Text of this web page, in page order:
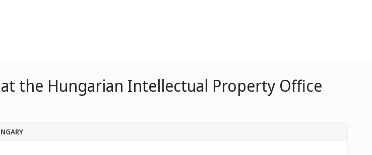
the Hungarian Intellectual Property Office